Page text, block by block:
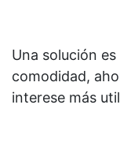
Una solución
comodidad,
interese más